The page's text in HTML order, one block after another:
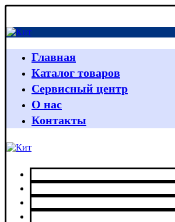
Главная
Каталог товаров
Сервисный центр
О нас
Контакты